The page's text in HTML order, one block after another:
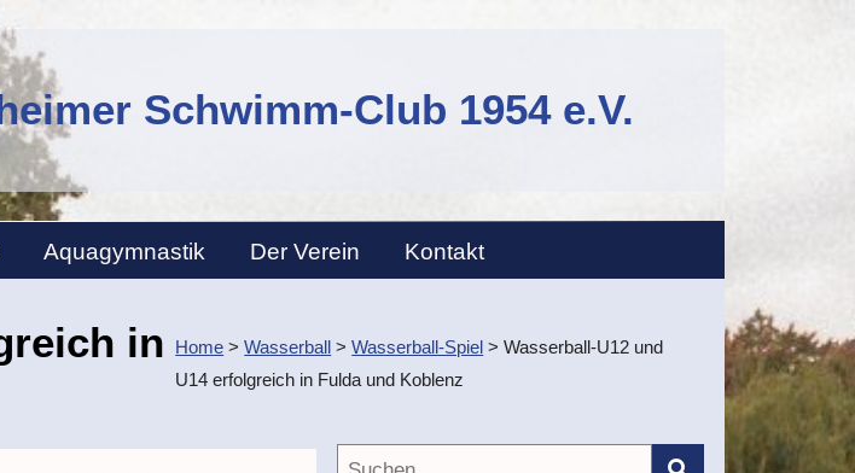
Schwimm-Club 1954 e.V.
Aquagymnastik Der Verein Kontakt
in
Home >Wasserball >Wasserball-Spiel >Wasserball-U12 und
U14 erfolgreich in Fulda und Koblenz